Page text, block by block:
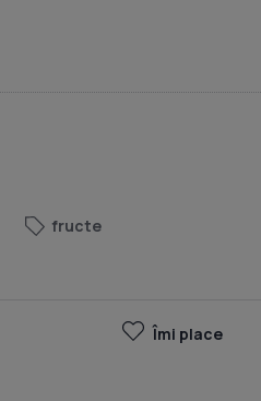
fructe
Îmi place